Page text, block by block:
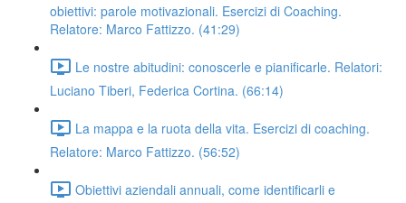
obiettivi: parole motivazionali. Esercizi di Coaching.
Relatore: Marco Fattizzo. (41:29)
Le nostre abitudini: conoscerle e pianificarle. Relatori:
Luciano Tiberi, Federica Cortina. (66:14)
La mappa e la ruota della vita. Esercizi di coaching.
Relatore: Marco Fattizzo. (56:52)
Obiettivi aziendali annuali, come identificarli e